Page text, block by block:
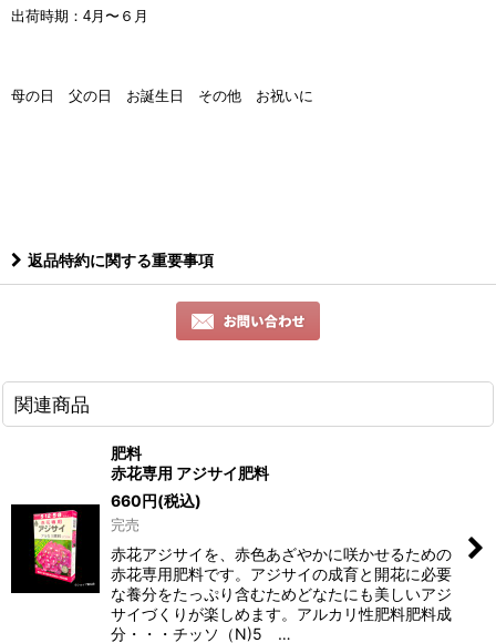
出荷時期：4月〜６月
母の日 父の日 お誕生日 その他 お祝いに
返品特約に関する重要事項
関連商品
肥料
赤花専用 アジサイ肥料
660円(税込)
完売
赤花アジサイを、赤色あざやかに咲かせるための
赤花専用肥料です。アジサイの成育と開花に必要
な養分をたっぷり含むためどなたにも美しいアジ
サイづくりが楽しめます。アルカリ性肥料肥料成
分・・・チッソ（N)5 …